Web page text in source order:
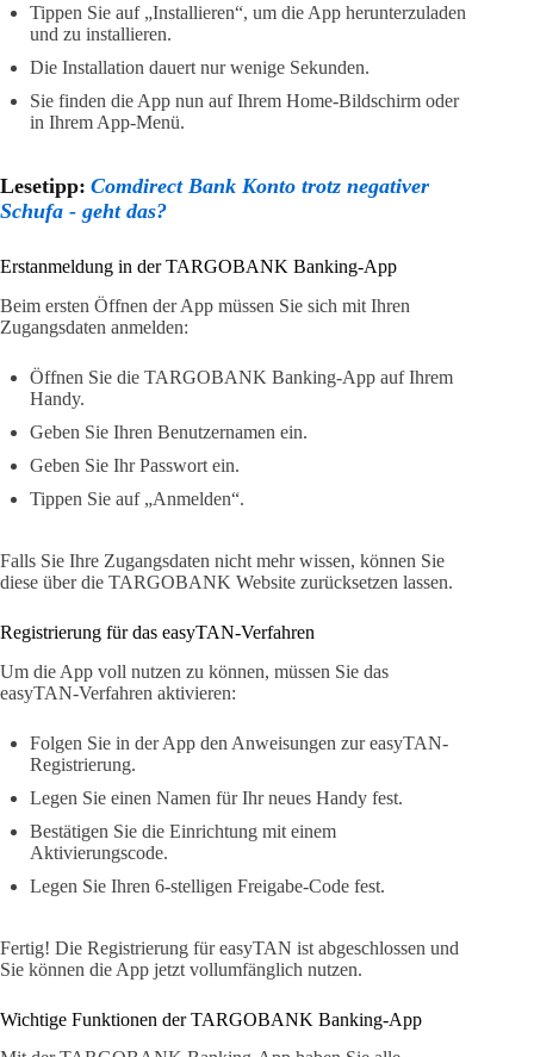
Tippen Sie auf „Installieren“, um die App herunterzuladen
und zu installieren.
Die Installation dauert nur wenige Sekunden.
Sie finden die App nun auf Ihrem Home-Bildschirm oder
in Ihrem App-Menü.
Lesetipp: Comdirect Bank Konto trotz negativer
Schufa - geht das?
Erstanmeldung in der TARGOBANK Banking-App
Beim ersten Öffnen der App müssen Sie sich mit Ihren
Zugangsdaten anmelden:
Öffnen Sie die TARGOBANK Banking-App auf Ihrem
Handy.
Geben Sie Ihren Benutzernamen ein.
Geben Sie Ihr Passwort ein.
Tippen Sie auf „Anmelden“.
Falls Sie Ihre Zugangsdaten nicht mehr wissen, können Sie
diese über die TARGOBANK Website zurücksetzen lassen.
Registrierung für das easyTAN-Verfahren
Um die App voll nutzen zu können, müssen Sie das
easyTAN-Verfahren aktivieren:
Folgen Sie in der App den Anweisungen zur easyTAN-
Registrierung.
Legen Sie einen Namen für Ihr neues Handy fest.
Bestätigen Sie die Einrichtung mit einem
Aktivierungscode.
Legen Sie Ihren 6-stelligen Freigabe-Code fest.
Fertig! Die Registrierung für easyTAN ist abgeschlossen und
Sie können die App jetzt vollumfänglich nutzen.
Wichtige Funktionen der TARGOBANK Banking-App